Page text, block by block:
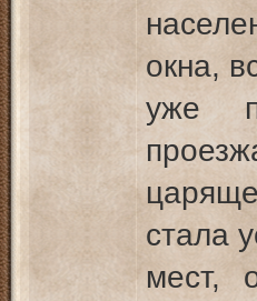
окна,
уже
стала
мест,